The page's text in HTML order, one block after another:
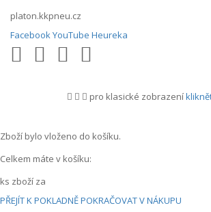
platon.kkpneu.cz
FacebookYouTube Heureka
pro klasické zobrazení
Zboží bylo vloženo do košíku.
Celkem máte v košíku:
ks zboží za
PŘEJÍT K POKLADNĚPOKRAČOVAT V NÁKUPU